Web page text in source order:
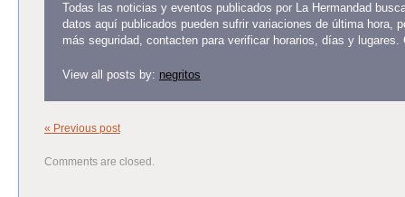
Todas las noticias y eventos publicados por La Hermandad
datos aquí publicados pueden sufrir variaciones de última hora,
más seguridad, contacten para verificar horarios, días y lugares.
View all posts by: negritos
« Previous post
Comments are closed.